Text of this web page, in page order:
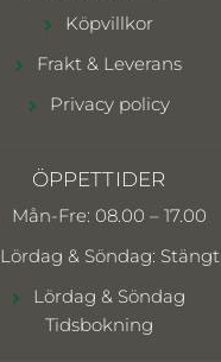
Köpvillkor
Frakt & Leverans
Privacy policy
ÖPPETTIDER
Mån-Fre: 08.00 – 17.00
Lördag & Söndag: Stängt
Lördag & Söndag
Tidsbokning